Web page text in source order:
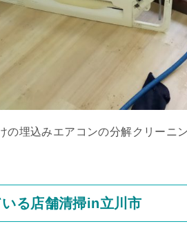
の埋込みエアコンの分解クリーニ
る店舗清掃in立川市